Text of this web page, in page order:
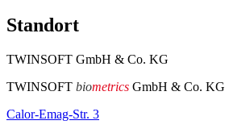
Standort
TWINSOFT GmbH & Co. KG
TWINSOFT biometrics GmbH & Co. KG
Calor-Emag-Str. 3